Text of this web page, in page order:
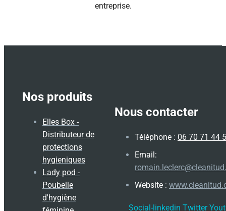
entreprise.
Nos produits
Elles Box -
Distributeur de
protections
hygieniques
Lady pod -
Poubelle
d'hygiène
Nous contacter
Téléphone : 06 70 71 44
Email:
Website :
Social-linkedin Twitter